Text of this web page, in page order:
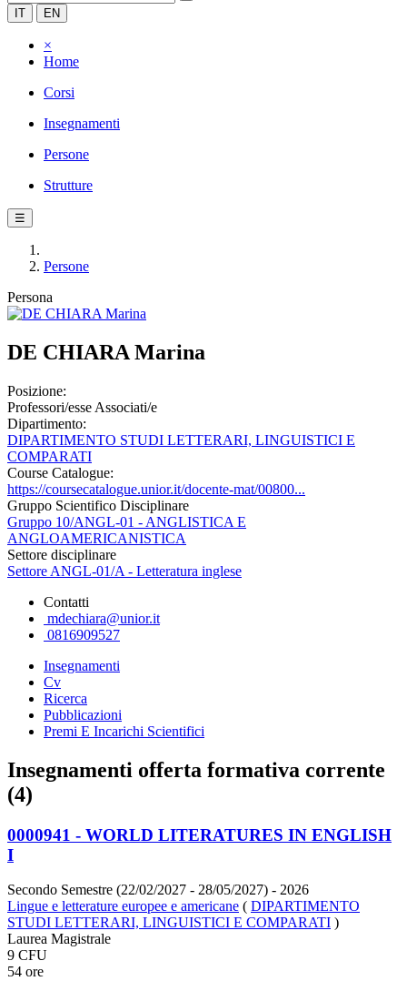
IT EN
×
Home
Corsi
Insegnamenti
Persone
Strutture
☰
Persone
Persona
DE CHIARA Marina
Posizione:
Professori/esse Associati/e
Dipartimento:
DIPARTIMENTO STUDI LETTERARI, LINGUISTICI E
COMPARATI
Course Catalogue:
https://coursecatalogue.unior.it/docente-mat/00800...
Gruppo Scientifico Disciplinare
Gruppo 10/ANGL-01 - ANGLISTICA E
ANGLOAMERICANISTICA
Settore disciplinare
Settore ANGL-01/A - Letteratura inglese
Contatti
mdechiara@unior.it
0816909527
Insegnamenti
Cv
Ricerca
Pubblicazioni
Premi E Incarichi Scientifici
Insegnamenti offerta formativa corrente
(4)
0000941 - WORLD LITERATURES IN ENGLISH
I
Secondo Semestre (22/02/2027 - 28/05/2027) - 2026
Lingue e letterature europee e americane ( DIPARTIMENTO
STUDI LETTERARI, LINGUISTICI E COMPARATI )
Laurea Magistrale
9 CFU
54 ore